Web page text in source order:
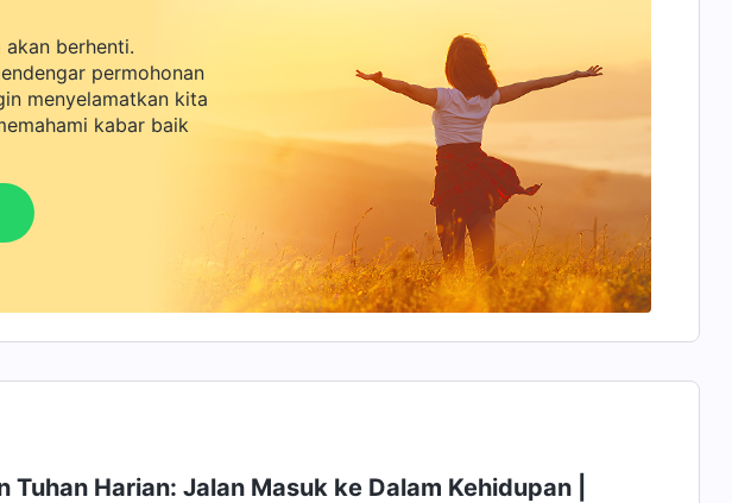
berhenti.
permohonan
menyelamatkan kita
kabar baik
Tuhan Harian: Jalan Masuk ke Dalam Kehidupan |